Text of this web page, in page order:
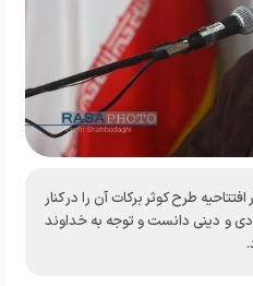
طرح کوثر برکات آن را در کنار
و دینی دانست و توجه به خداوند